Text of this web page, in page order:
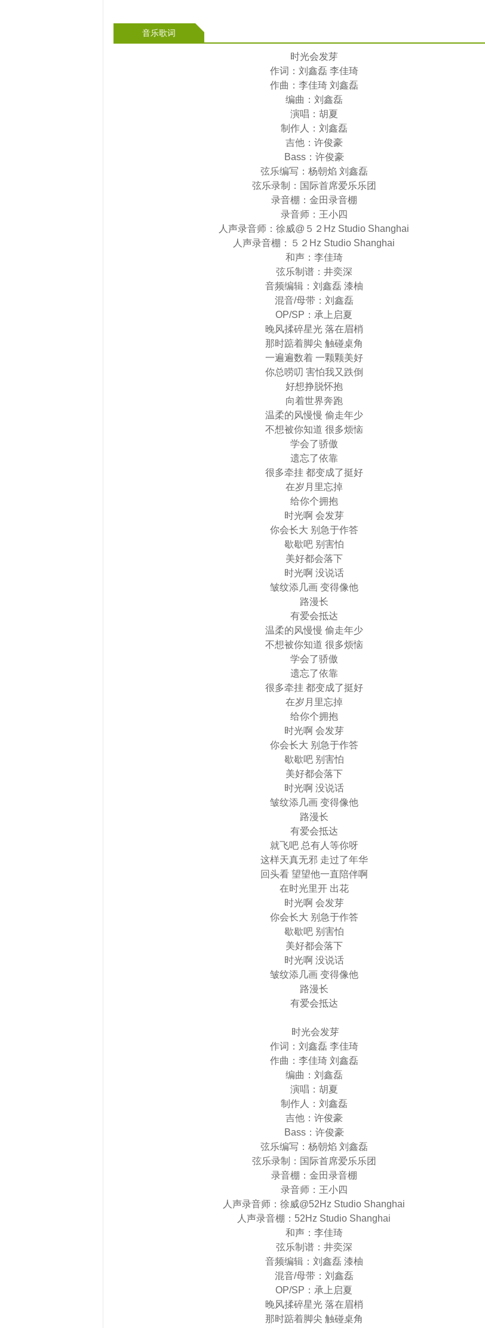
音乐歌词
时光会发芽
作词：刘鑫磊 李佳琦
作曲：李佳琦 刘鑫磊
编曲：刘鑫磊
演唱： 胡夏
制作人：刘鑫磊
吉他：许俊豪
Bass：许俊豪
弦乐编写：杨朝焰 刘鑫磊
弦乐录制：国际首席爱乐乐团
录音棚：金田录音棚
录音师：王小四
人声录音师：徐威@５２Hz Studio Shanghai
人声录音棚：５２Hz Studio Shanghai
和声：李佳琦
弦乐制谱：井奕深
音频编辑：刘鑫磊 漆柚
混音/母带：刘鑫磊
OP/SP：承上启夏
晚风揉碎星光 落在眉梢
那时踮着脚尖 触碰桌角
一遍遍数着 一颗颗美好
你总唠叨 害怕我又跌倒
好想挣脱怀抱
向着世界奔跑
温柔的风慢慢 偷走年少
不想被你知道 很多烦恼
学会了骄傲
遗忘了依靠
很多牵挂 都变成了挺好
在岁月里忘掉
给你个拥抱
时光啊 会发芽
你会长大 别急于作答
歇歇吧 别害怕
美好都会落下
时光啊 没说话
皱纹添几画 变得像他
路漫长
有爱会抵达
温柔的风慢慢 偷走年少
不想被你知道 很多烦恼
学会了骄傲
遗忘了依靠
很多牵挂 都变成了挺好
在岁月里忘掉
给你个拥抱
时光啊 会发芽
你会长大 别急于作答
歇歇吧 别害怕
美好都会落下
时光啊 没说话
皱纹添几画 变得像他
路漫长
有爱会抵达
就飞吧 总有人等你呀
这样天真无邪 走过了年华
回头看 望望他一直陪伴啊
在时光里开 出花
时光啊 会发芽
你会长大 别急于作答
歇歇吧 别害怕
美好都会落下
时光啊 没说话
皱纹添几画 变得像他
路漫长
有爱会抵达
时光会发芽
作词：刘鑫磊 李佳琦
作曲：李佳琦 刘鑫磊
编曲：刘鑫磊
演唱：胡夏
制作人：刘鑫磊
吉他：许俊豪
Bass：许俊豪
弦乐编写：杨朝焰 刘鑫磊
弦乐录制：国际首席爱乐乐团
录音棚：金田录音棚
录音师：王小四
人声录音师：徐威@52Hz Studio Shanghai
人声录音棚：52Hz Studio Shanghai
和声：李佳琦
弦乐制谱：井奕深
音频编辑：刘鑫磊 漆柚
混音/母带：刘鑫磊
OP/SP：承上启夏
晚风揉碎星光 落在眉梢
那时踮着脚尖 触碰桌角